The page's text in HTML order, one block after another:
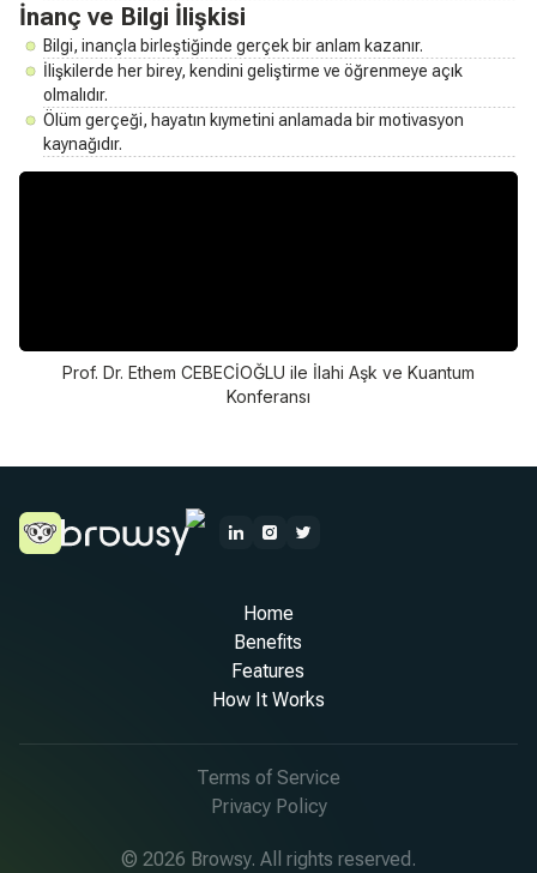
İnanç ve Bilgi İlişkisi
Bilgi, inançla birleştiğinde gerçek bir anlam kazanır.
İlişkilerde her birey, kendini geliştirme ve öğrenmeye açık
olmalıdır.
Ölüm gerçeği, hayatın kıymetini anlamada bir motivasyon
kaynağıdır.
Prof. Dr. Ethem CEBECİOĞLU ile İlahi Aşk ve Kuantum
Konferansı
Home
Benefits
Features
How It Works
© 2026 Browsy. All rights reserved.
Privacy Policy
Terms of Service